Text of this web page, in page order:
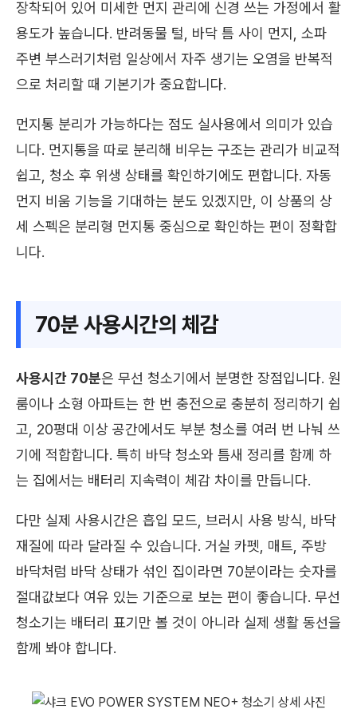
장착되어 있어 미세한 먼지 관리에 신경 쓰는 가정에서 활
용도가 높습니다. 반려동물 털, 바닥 틈 사이 먼지, 소파
주변 부스러기처럼 일상에서 자주 생기는 오염을 반복적
으로 처리할 때 기본기가 중요합니다.
먼지통 분리가 가능하다는 점도 실사용에서 의미가 있습
니다. 먼지통을 따로 분리해 비우는 구조는 관리가 비교적
쉽고, 청소 후 위생 상태를 확인하기에도 편합니다. 자동
먼지 비움 기능을 기대하는 분도 있겠지만, 이 상품의 상
세 스펙은 분리형 먼지통 중심으로 확인하는 편이 정확합
니다.
70분 사용시간의 체감
사용시간 70분은 무선 청소기에서 분명한 장점입니다. 원
룸이나 소형 아파트는 한 번 충전으로 충분히 정리하기 쉽
고, 20평대 이상 공간에서도 부분 청소를 여러 번 나눠 쓰
기에 적합합니다. 특히 바닥 청소와 틈새 정리를 함께 하
는 집에서는 배터리 지속력이 체감 차이를 만듭니다.
다만 실제 사용시간은 흡입 모드, 브러시 사용 방식, 바닥
재질에 따라 달라질 수 있습니다. 거실 카펫, 매트, 주방
바닥처럼 바닥 상태가 섞인 집이라면 70분이라는 숫자를
절대값보다 여유 있는 기준으로 보는 편이 좋습니다. 무선
청소기는 배터리 표기만 볼 것이 아니라 실제 생활 동선을
함께 봐야 합니다.